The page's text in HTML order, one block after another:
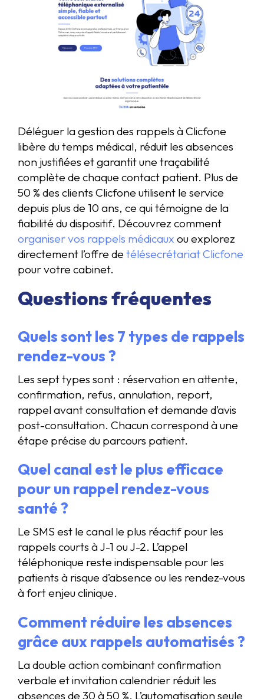
Déléguer la gestion des rappels à Clicfone
libère du temps médical, réduit les absences
non justifiées et garantit une traçabilité
complète de chaque contact patient. Plus de
50 % des clients Clicfone utilisent le service
depuis plus de 10 ans, ce qui témoigne de la
fiabilité du dispositif. Découvrez comment
organiser vos rappels médicaux ou explorez
directement l’offre de télésecrétariat Clicfone
pour votre cabinet.
Questions fréquentes
Quels sont les 7 types de rappels
rendez-vous ?
Les sept types sont : réservation en attente,
confirmation, refus, annulation, report,
rappel avant consultation et demande d’avis
post-consultation. Chacun correspond à une
étape précise du parcours patient.
Quel canal est le plus efficace
pour un rappel rendez-vous
santé ?
Le SMS est le canal le plus réactif pour les
rappels courts à J-1 ou J-2. L’appel
téléphonique reste indispensable pour les
patients à risque d’absence ou les rendez-vous
à fort enjeu clinique.
Comment réduire les absences
grâce aux rappels automatisés ?
La double action combinant confirmation
verbale et invitation calendrier réduit les
absences de 30 à 50 %. L’automatisation seule